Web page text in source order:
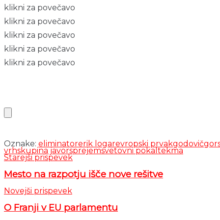
klikni za povečavo
klikni za povečavo
klikni za povečavo
klikni za povečavo
klikni za povečavo
Oznake: eliminatorerik logarevropski prvakgodovič
vrhskupina javorsprejemsvetovni pokal tekma
Starejši prispevek
Mesto na razpotju išče nove rešitve
Novejši prispevek
O Franji v EU parlamentu